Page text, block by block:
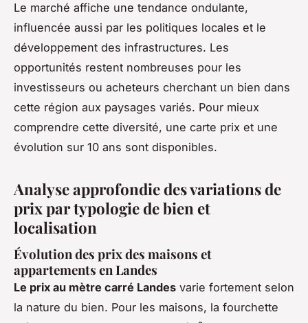
Le marché affiche une tendance ondulante,
influencée aussi par les politiques locales et le
développement des infrastructures. Les
opportunités restent nombreuses pour les
investisseurs ou acheteurs cherchant un bien dans
cette région aux paysages variés. Pour mieux
comprendre cette diversité, une carte prix et une
évolution sur 10 ans sont disponibles.
Analyse approfondie des variations de
prix par typologie de bien et
localisation
Évolution des prix des maisons et
appartements en Landes
Le prix au mètre carré Landes varie fortement selon
la nature du bien. Pour les maisons, la fourchette